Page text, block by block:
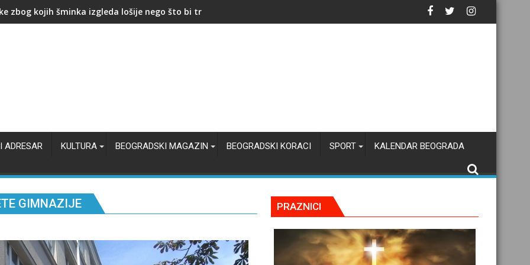
METEORA" NA AVALI
ADRESAR KULTURA BEOGRADSKI MAGAZIN BEOGRADSKI KORACI SPORT KALENDAR BEOGRADA
GIMNAZIJE PRAZNICI